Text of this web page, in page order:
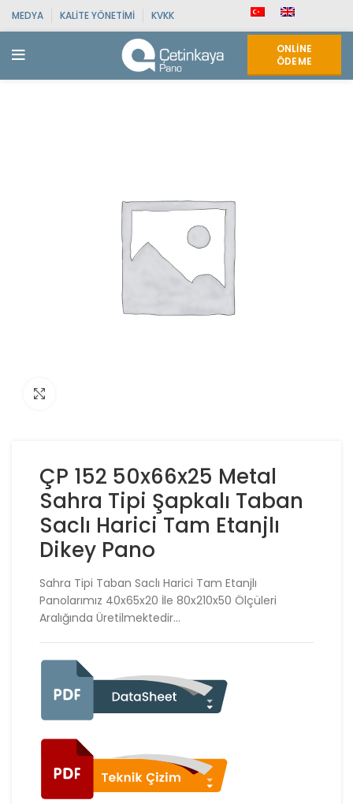
MEDYA KALITE YÖNETIMI KVKK
ONLINE
ÖDEME
ÇP 152 50x66x25 Metal
Sahra Tipi Şapkalı Taban
Saclı Harici Tam Etanjlı
Dikey Pano
Sahra Tipi Taban Saclı Harici Tam Etanjlı
Panolarımız 40x65x20 İle 80x210x50 Ölçüleri
Aralığında Üretilmektedir…